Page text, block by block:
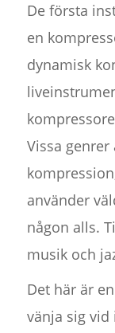
De första
en
dynamisk
Vissa
använder
någon alls.
musik och
Det här är
vänja sig